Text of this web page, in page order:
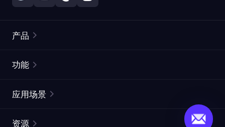
产品
静态住宅代理
功能
ISP代理
应用场景
资源